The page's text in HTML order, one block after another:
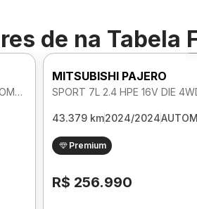
de na Tabela
SPORT 7L 2.4 HPE 16V DIE 4WD AUTOMATICO
MITSUBISHI PAJERO
43.379 km2024/2024
Premium
R$ 256.990